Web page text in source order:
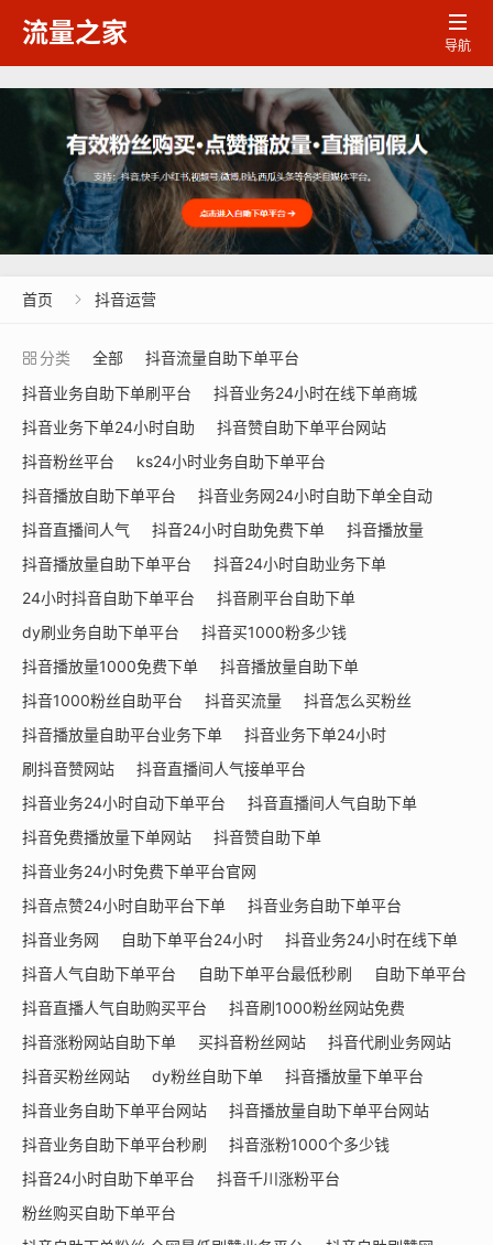
流量之家 
导航
首页  抖音运营
分类 全部
抖音流量自助下单平台
抖音业务自助下单刷平台
抖音业务24小时在线下单商城
抖音业务下单24小时自助
抖音赞自助下单平台网站
抖音粉丝平台
ks24小时业务自助下单平台
抖音播放自助下单平台
抖音业务网24小时自助下单全自动
抖音直播间人气
抖音24小时自助免费下单
抖音播放量
抖音播放量自助下单平台
抖音24小时自助业务下单
24小时抖音自助下单平台
抖音刷平台自助下单
dy刷业务自助下单平台
抖音买1000粉多少钱
抖音播放量1000免费下单
抖音播放量自助下单
抖音1000粉丝自助平台
抖音买流量
抖音怎么买粉丝
抖音播放量自助平台业务下单
抖音业务下单24小时
刷抖音赞网站
抖音直播间人气接单平台
抖音业务24小时自动下单平台
抖音直播间人气自助下单
抖音免费播放量下单网站
抖音赞自助下单
抖音业务24小时免费下单平台官网
抖音点赞24小时自助平台下单
抖音业务自助下单平台
抖音业务网
自助下单平台24小时
抖音业务24小时在线下单
抖音人气自助下单平台
自助下单平台最低秒刷
自助下单平台
抖音直播人气自助购买平台
抖音刷1000粉丝网站免费
抖音涨粉网站自助下单
买抖音粉丝网站
抖音代刷业务网站
抖音买粉丝网站
dy粉丝自助下单
抖音播放量下单平台
抖音业务自助下单平台网站
抖音播放量自助下单平台网站
抖音业务自助下单平台秒刷
抖音涨粉1000个多少钱
抖音24小时自助下单平台
抖音千川涨粉平台
粉丝购买自助下单平台